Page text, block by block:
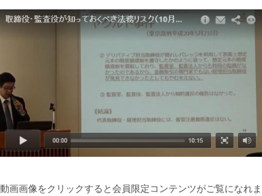
動画画像をクリックすると会員限定コンテンツがご覧になれま